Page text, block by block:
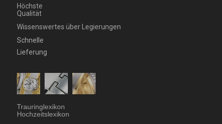
Höchste
Qualität
Wissenswertes über Legierungen
Schnelle
Lieferung
Trauringlexikon
Hochzeitslexikon